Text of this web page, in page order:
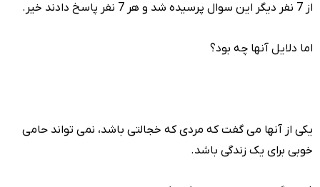
از 7 نفر دیگر این سوال پرسیده شد و هر 7 نفر پاسخ دادند خیر.
اما دلایل آنها چه بود؟
یکی از آنها می گفت که مردی که خجالتی باشد، نمی تواند حامی
خوبی برای یک زندگی باشد.